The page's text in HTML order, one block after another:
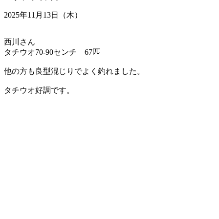
2025年11月13日（木）
西川さん
タチウオ70-90センチ 67匹
他の方も良型混じりでよく釣れました。
タチウオ好調です。